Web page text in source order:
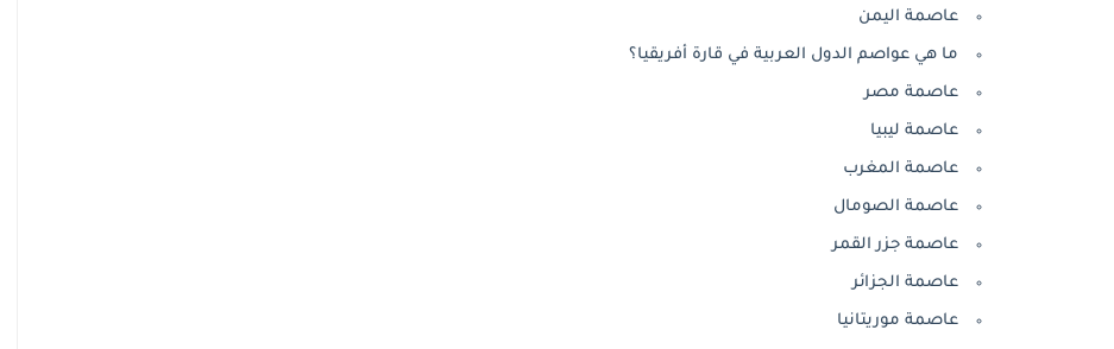
عاصمة اليمن
ما هي عواصم الدول العربية في قارة أفريقيا؟
عاصمة مصر
عاصمة ليبيا
عاصمة المغرب
عاصمة الصومال
عاصمة جزر القمر
عاصمة الجزائر
عاصمة موريتانيا